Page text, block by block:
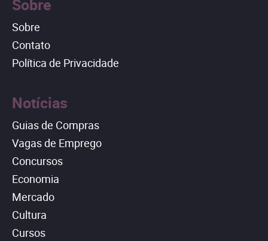
Sobre
Sobre
Contato
Política de Privacidade
Notícias
Guias de Compras
Vagas de Emprego
Concursos
Economia
Mercado
Cultura
Cursos